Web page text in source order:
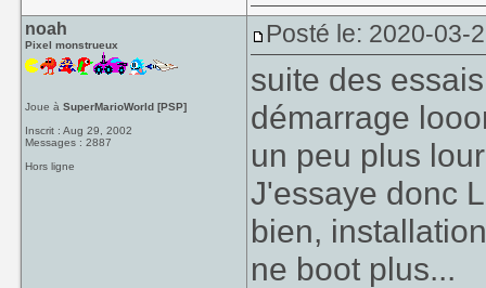
noah
Pixel monstrueux
Joue àSuperMarioWorld [PSP]
Inscrit : Aug 29, 2002
Messages : 2887
Hors ligne
Posté le: 2020-03-
suite des
démarrage
un peu plus
J'essaye donc
bien,
ne boot plus...